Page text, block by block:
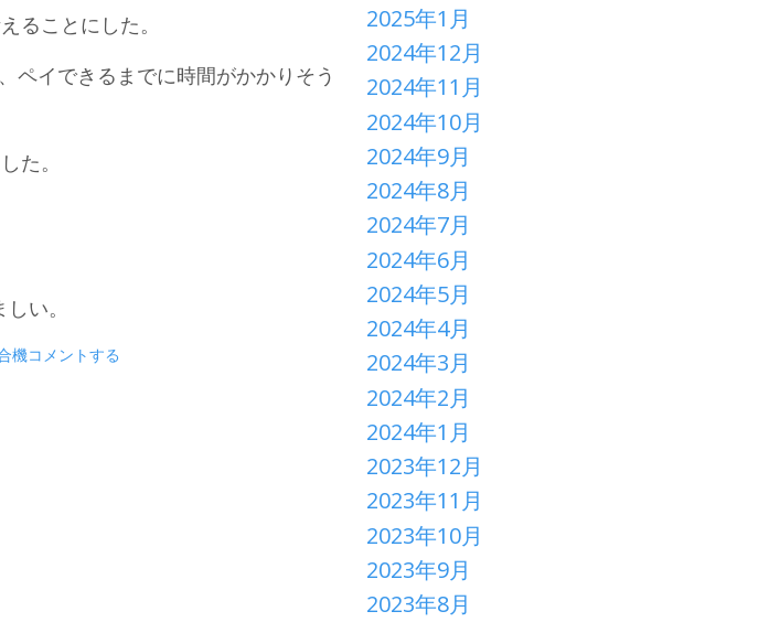
ることにした。
ペイできるまでに時間がかかりそう
た。
い。
機コメントする
2025年1月
2024年12月
2024年11月
2024年10月
2024年9月
2024年8月
2024年7月
2024年6月
2024年5月
2024年4月
2024年3月
2024年2月
2024年1月
2023年12月
2023年11月
2023年10月
2023年9月
2023年8月